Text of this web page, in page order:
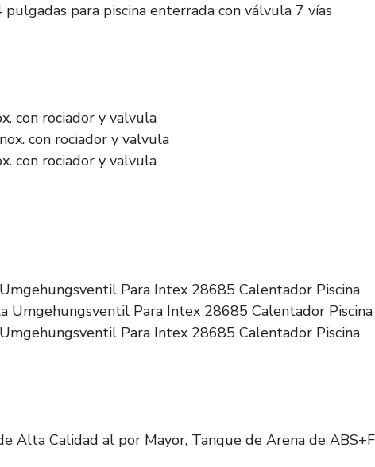
para piscina enterrada con válvula 7 vías
con rociador y valvula
con rociador y valvula
Para Intex 28685 Calentador Piscina
Para Intex 28685 Calentador Piscina
Alta Calidad al por Mayor, Tanque de Arena de